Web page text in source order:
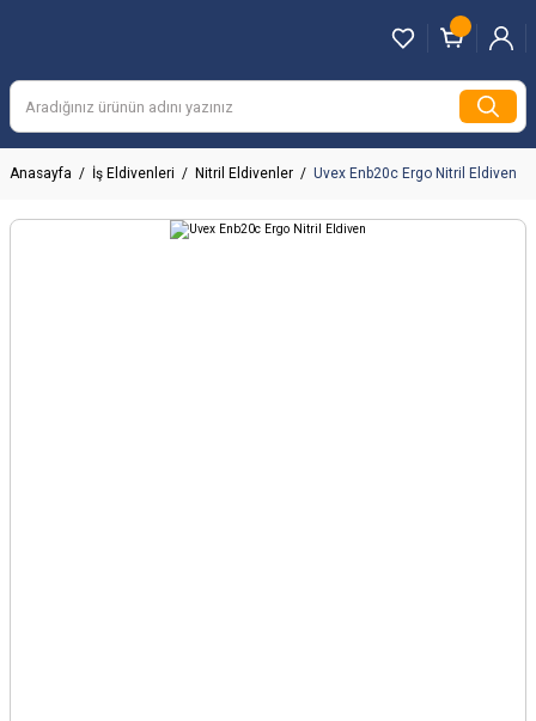
Anasayfa İş Eldivenleri Nitril Eldivenler Uvex Enb20c Ergo Nitril Eldiven